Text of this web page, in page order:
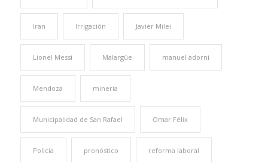
Iran Irrigación Javier Milei
Lionel Messi Malargüe manuel adorni
Mendoza minería
Municipalidad de San Rafael Omar Félix
Policía pronóstico reforma laboral